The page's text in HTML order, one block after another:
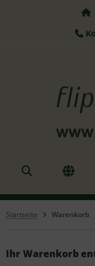
Startseite Warenkorb
Ihr Warenkorb
Sitz